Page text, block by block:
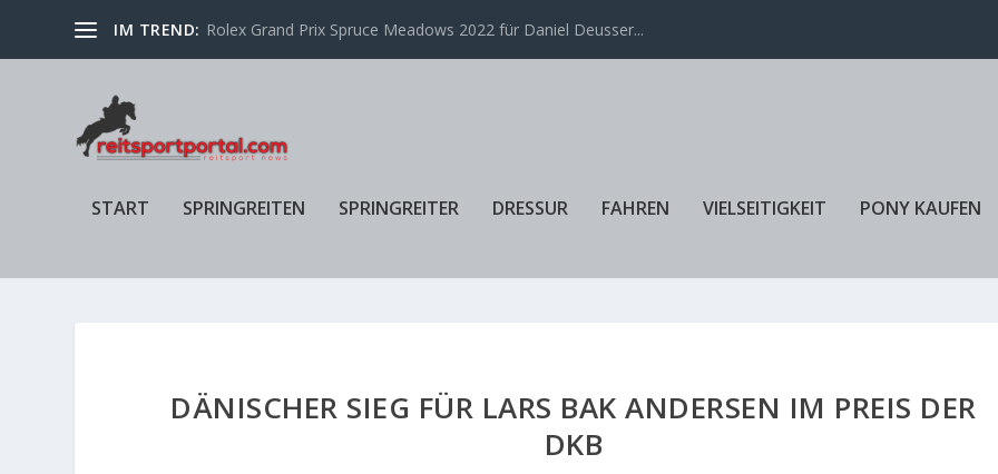
IM TREND: Rolex Grand Prix Spruce Meadows 2022 für Daniel Deusser...
START SPRINGREITEN SPRINGREITER DRESSUR FAHREN VIELSEITIGKEIT PONY KAUFEN
DÄNISCHER SIEG FÜR LARS BAK ANDERSEN IM PREIS DER
DKB